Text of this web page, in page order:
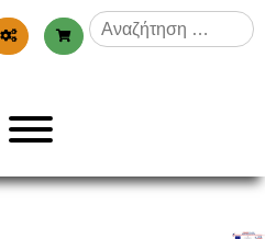
Αναζήτηση
για: